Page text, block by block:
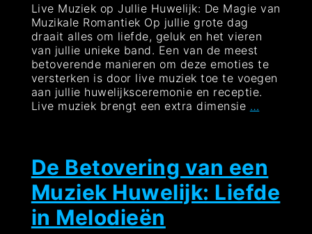
Live Muziek op Jullie Huwelijk: De Magie van
Muzikale Romantiek Op jullie grote dag
draait alles om liefde, geluk en het vieren
van jullie unieke band. Een van de meest
betoverende manieren om deze emoties te
versterken is door live muziek toe te voegen
aan jullie huwelijksceremonie en receptie.
Live muziek brengt een extra dimensie …
Muziek
op
Jullie
De Betovering van een
Muziek Huwelijk: Liefde
in Melodieën